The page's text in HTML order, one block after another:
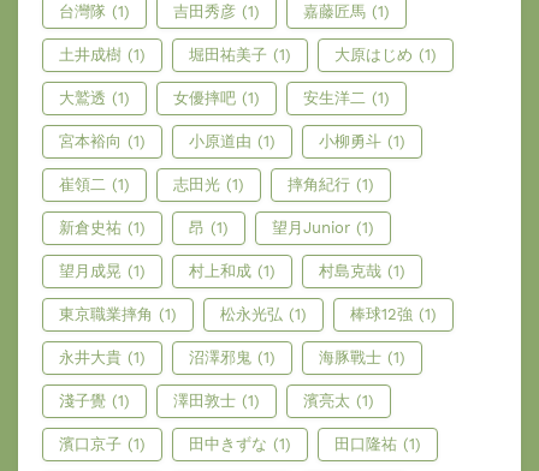
台灣隊 (1) 吉田秀彦 (1) 嘉藤匠馬 (1)
土井成樹 (1) 堀田祐美子 (1) 大原はじめ (1)
大鷲透 (1) 女優摔吧 (1) 安生洋二 (1)
宮本裕向 (1) 小原道由 (1) 小柳勇斗 (1)
崔領二 (1) 志田光 (1) 摔角紀行 (1)
新倉史祐 (1) 昂 (1) 望月Junior (1)
望月成晃 (1) 村上和成 (1) 村島克哉 (1)
東京職業摔角 (1) 松永光弘 (1) 棒球12強 (1)
永井大貴 (1) 沼澤邪鬼 (1) 海豚戰士 (1)
淺子覺 (1) 澤田敦士 (1) 濱亮太 (1)
濱口京子 (1) 田中きずな (1) 田口隆祐 (1)